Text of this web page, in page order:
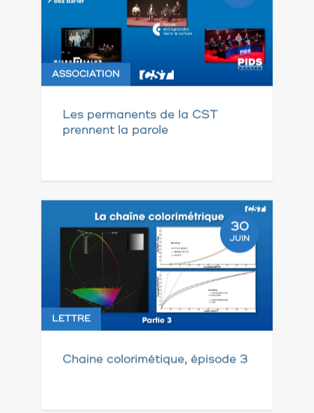
ASSOCIATION
Les permanents de la CST
prennent la parole
30
JUIN
LETTRE
Chaine colorimétique, épisode 3